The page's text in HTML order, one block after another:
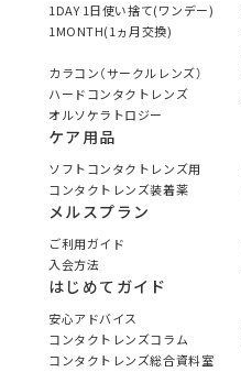
1DAY 1日使い捨て(ワンデー)
1MONTH(1ヵ月交換)
カラコン（サークルレンズ）
ハードコンタクトレンズ
オルソケラトロジー
ケア用品
ソフトコンタクトレンズ用
コンタクトレンズ装着薬
メルスプラン
ご利用ガイド
入会方法
はじめてガイド
安心アドバイス
コンタクトレンズコラム
コンタクトレンズ総合資料室